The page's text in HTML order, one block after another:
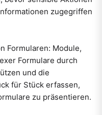
zugegriffen
Formularen: Module,
Formulare durch
und die
für Stück erfassen,
zu präsentieren.